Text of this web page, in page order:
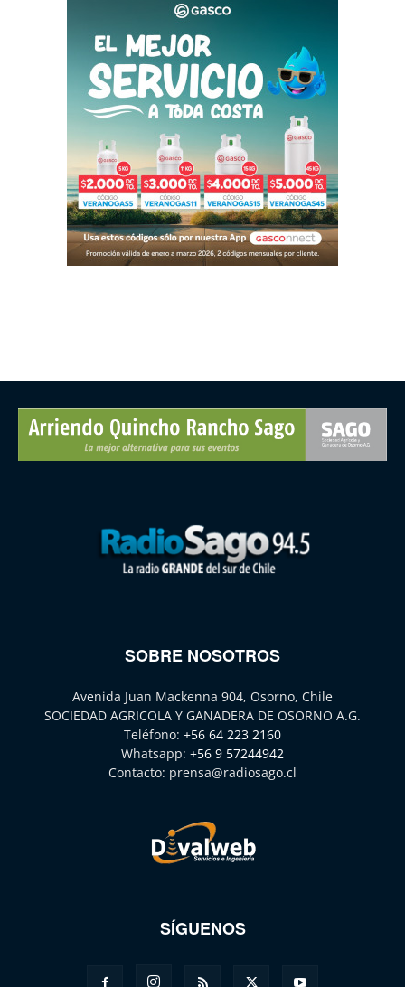
SOBRE NOSOTROS
Avenida Juan Mackenna 904, Osorno, Chile
SOCIEDAD AGRICOLA Y GANADERA DE OSORNO A.G.
Teléfono: +56 64 223 2160
Whatsapp: +56 9 57244942
Contacto: prensa@radiosago.cl
SÍGUENOS